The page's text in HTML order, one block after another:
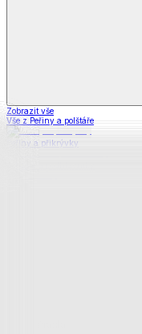
Zobrazit vše
Vše z Peřiny a polštáře
Peřiny a přikrývky